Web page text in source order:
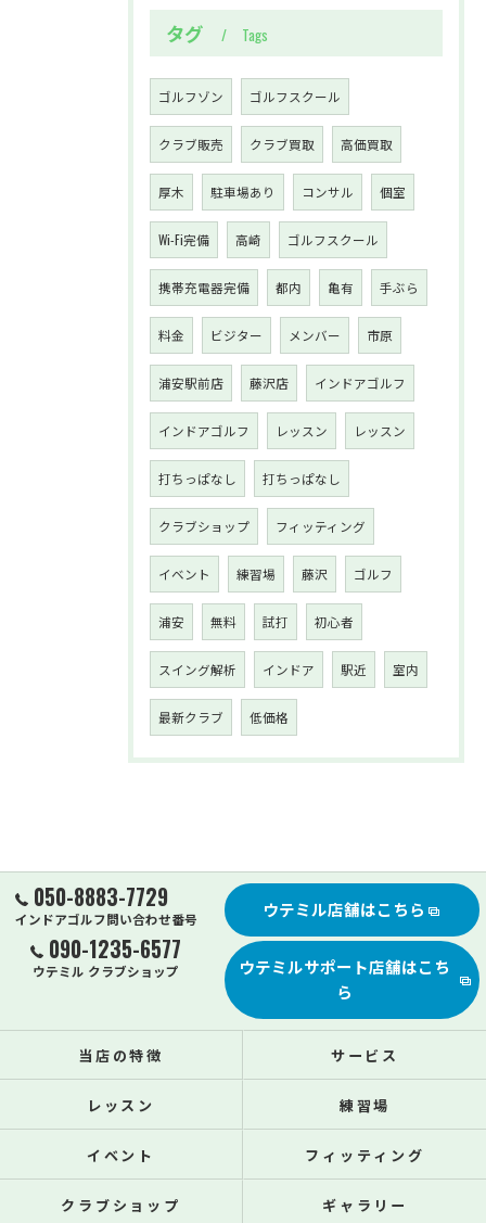
タグ Tags
ゴルフゾン ゴルフスクール
クラブ販売 クラブ買取 高価買取
厚木 駐車場あり コンサル 個室
Wi-Fi完備 高崎 ゴルフスクール
携帯充電器完備 都内 亀有 手ぶら
料金 ビジター メンバー 市原
浦安駅前店 藤沢店 インドアゴルフ
インドアゴルフ レッスン レッスン
打ちっぱなし 打ちっぱなし
クラブショップ フィッティング
イベント 練習場 藤沢 ゴルフ
浦安 無料 試打 初心者
スイング解析 インドア 駅近 室内
最新クラブ 低価格
050-8883-7729
インドアゴルフ問い合わせ番号
090-1235-6577
ウテミル クラブショップ
ウテミル店舗はこちら
ウテミルサポート店舗はこち
ら
当店の特徴 サービス
レッスン 練習場
イベント フィッティング
クラブショップ ギャラリー